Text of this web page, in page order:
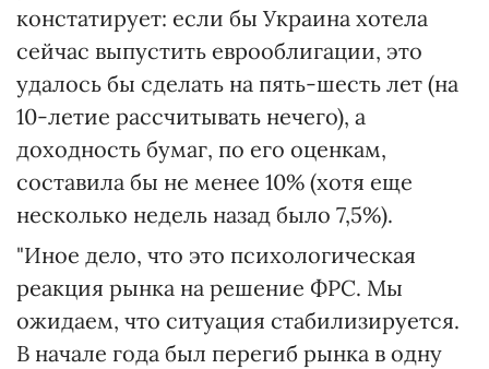
констатирует: если бы Украина хотела
сейчас выпустить еврооблигации, это
удалось бы сделать на пять-шесть лет (на
10-летие рассчитывать нечего), а
доходность бумаг, по его оценкам,
составила бы не менее 10% (хотя еще
несколько недель назад было 7,5%).
"Иное дело, что это психологическая
реакция рынка на решение ФРС. Мы
ожидаем, что ситуация стабилизируется.
В начале года был перегиб рынка в одну